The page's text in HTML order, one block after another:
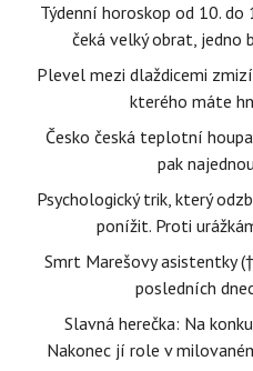
Týdenní horoskop od 10.
čeká velký obrat, jedno
Plevel mezi dlaždicemi
kterého máte
Česko česká teplotní
pak
Psychologický trik, který
ponížit. Proti
Smrt Marešovy asistentky
posledních
Slavná herečka: Na
Nakonec jí role v